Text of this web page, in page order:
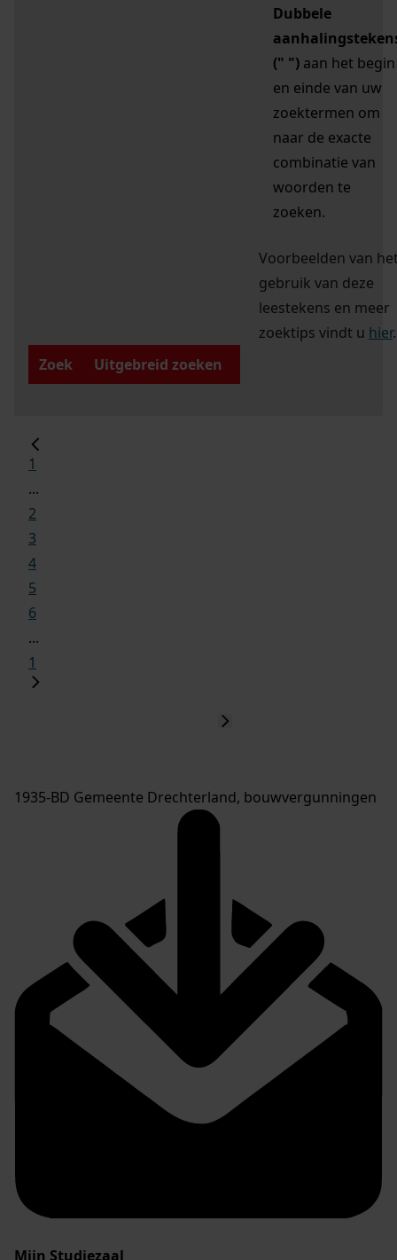
Dubbele
(" ") aan het begin
en einde van uw
zoektermen om
naar de exacte
combinatie van
woorden te
zoeken.
Voorbeelden van
gebruik van deze
leestekens en meer
zoektips vindt u hier.
Zoek
Uitgebreid zoeken
1
...
2
3
4
5
6
...
1
1935-BD Gemeente Drechterland, bouwvergunningen
Mijn Studiezaal